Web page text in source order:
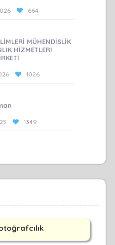
664
MÜHENDİSLİK
HİZMETLERİ
1026
1349